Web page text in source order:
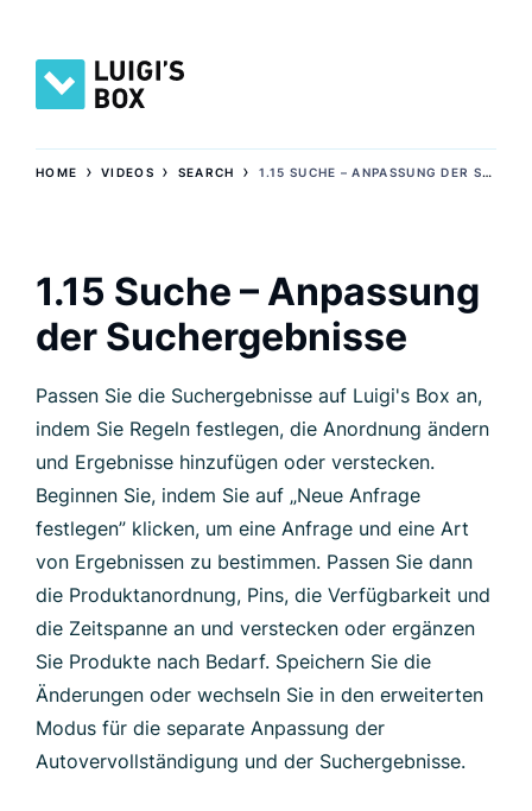
HOME ›VIDEOS › SEARCH › 1.15 SUCHE – ANPASSUNG DER SUCHERGEBNISSE
1.15 Suche – Anpassung
der Suchergebnisse
Passen Sie die Suchergebnisse auf Luigi's Box an,
indem Sie Regeln festlegen, die Anordnung ändern
und Ergebnisse hinzufügen oder verstecken.
Beginnen Sie, indem Sie auf „Neue Anfrage
festlegen” klicken, um eine Anfrage und eine Art
von Ergebnissen zu bestimmen. Passen Sie dann
die Produktanordnung, Pins, die Verfügbarkeit und
die Zeitspanne an und verstecken oder ergänzen
Sie Produkte nach Bedarf. Speichern Sie die
Änderungen oder wechseln Sie in den erweiterten
Modus für die separate Anpassung der
Autovervollständigung und der Suchergebnisse.